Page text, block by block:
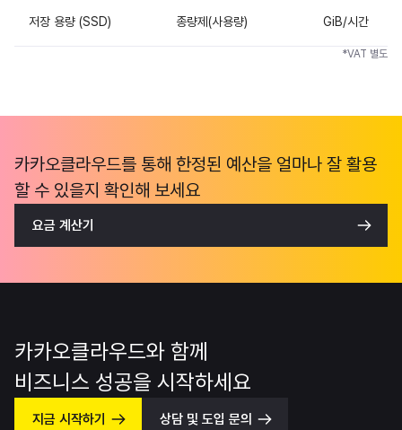
저장 용량 (SSD) 종량제(사용량) GiB/시간
*VAT 별도
카카오클라우드를 통해 한정된 예산을 얼마나 잘 활용
할 수 있을지 확인해 보세요
요금 계산기
카카오클라우드와 함께
비즈니스 성공을 시작하세요
지금 시작하기 상담 및 도입 문의